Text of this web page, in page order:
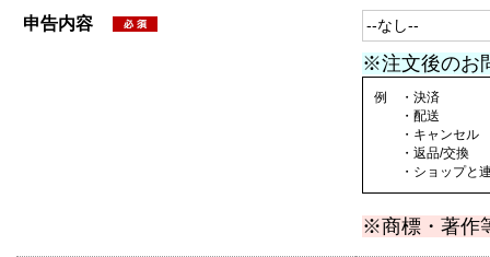
申告内容
※注文後のお
例 ・決済
・配送
・キャンセル
・返品/交換
・ショップと連
※商標・著作